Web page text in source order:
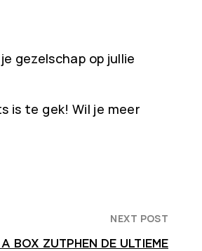
gezelschap op jullie
is te gek! Wil je meer
NEXT POST
BOX ZUTPHEN DE ULTIEME